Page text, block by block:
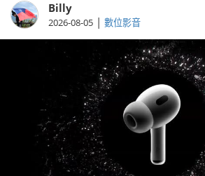
Billy
2026-08-05 | 數位影音